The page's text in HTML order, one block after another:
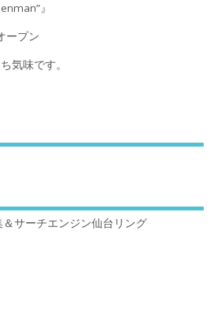
』
ープン
気味です。
サーチエンジン仙台リング